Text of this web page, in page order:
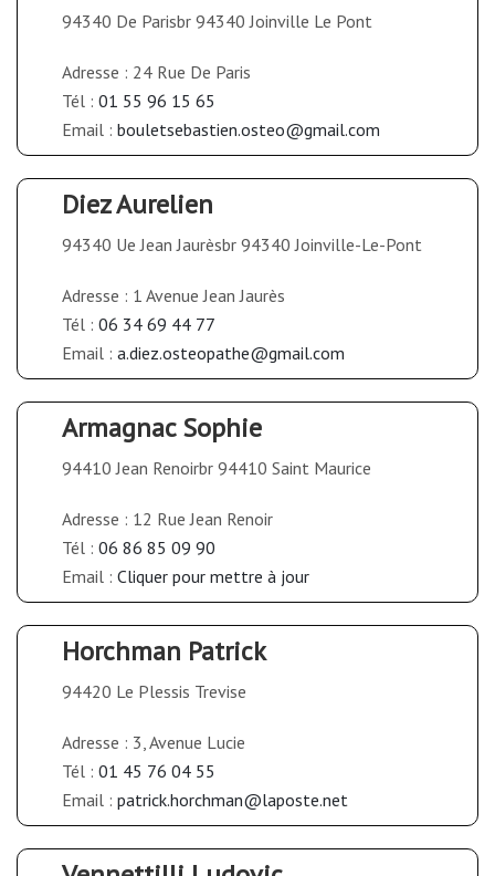
94340 De Parisbr 94340 Joinville Le Pont
Adresse : 24 Rue De Paris
Tél : 01 55 96 15 65
Email : bouletsebastien.osteo@gmail.com
Diez Aurelien
94340 Ue Jean Jaurèsbr 94340 Joinville-Le-Pont
Adresse : 1 Avenue Jean Jaurès
Tél : 06 34 69 44 77
Email : a.diez.osteopathe@gmail.com
Armagnac Sophie
94410 Jean Renoirbr 94410 Saint Maurice
Adresse : 12 Rue Jean Renoir
Tél : 06 86 85 09 90
Email : Cliquer pour mettre à jour
Horchman Patrick
94420 Le Plessis Trevise
Adresse : 3, Avenue Lucie
Tél : 01 45 76 04 55
Email : patrick.horchman@laposte.net